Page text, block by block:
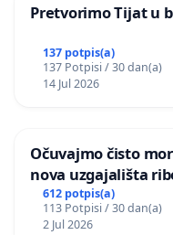
Pretvorimo Tijat u
137 potpis(a)
137 Potpisi / 30 dan(a)
14 Jul 2026
Očuvajmo čisto
nova uzgajališta
612 potpis(a)
113 Potpisi / 30 dan(a)
2 Jul 2026